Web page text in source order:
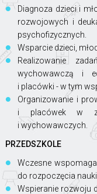
Diagnoza dzieci i
rozwojowych i
psychofizycznych.
Wsparcie dzieci,
Realizowanie
wychowawczą i
i placówki - w tym
Organizowanie i
i placówek w
i wychowawczych.
PRZEDSZKOLE
Wczesne
do rozpoczęcia
Wspieranie rozwoju